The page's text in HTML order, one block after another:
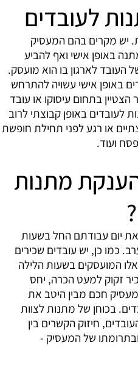
לעובדים
יש מקרים בהם המעסיק
באופן אישי ואף להביע
לארגון בו הוא מועסק.
באופן אישי עשויה להתרחש
בתחום עיסוקו או עובד
באופן קבוצתי לרוב
או רגע לפני תחילת חופשת
ועוד.
מתנות
יום עבודתם החל בשעות
כמו כן, יש עובדים שכירים
המועסקים בשעות הלילה
זקוק למעט הכרה, יחס
חכם מבין היטב את
בכוחן של מתנות לצוות
חיזוק הקשרים בין
של המעסיק -